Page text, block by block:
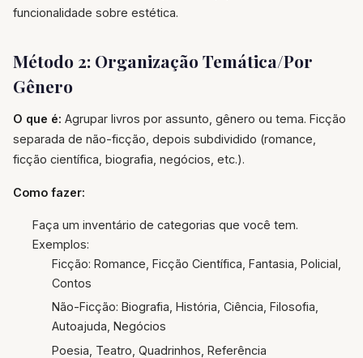
funcionalidade sobre estética.
Método 2: Organização Temática/Por
Gênero
O que é: Agrupar livros por assunto, gênero ou tema. Ficção
separada de não-ficção, depois subdividido (romance,
ficção científica, biografia, negócios, etc.).
Como fazer:
Faça um inventário de categorias que você tem.
Exemplos:
Ficção: Romance, Ficção Científica, Fantasia, Policial,
Contos
Não-Ficção: Biografia, História, Ciência, Filosofia,
Autoajuda, Negócios
Poesia, Teatro, Quadrinhos, Referência